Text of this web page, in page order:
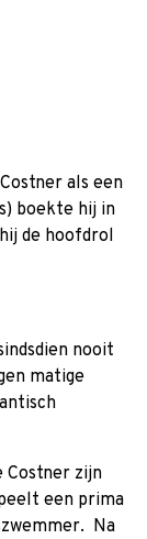
als een
boekte hij in
de hoofdrol
nooit
matige
zijn
een prima
Na